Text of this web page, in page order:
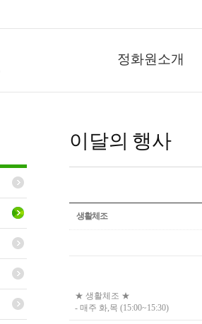
정화원소개
이달의 행사
생활체조
★ 생활체조 ★
- 매주 화,목 (15:00~15:30)​ ​